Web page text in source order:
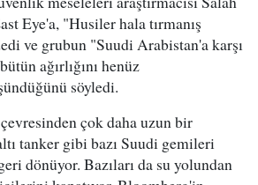
Eye'a, "Husiler hala tırmanış
ve grubun "Suudi Arabistan'a karşı
ağırlığını henüz
söyledi.
çok daha uzun bir
tanker gibi bazı Suudi gemileri
dönüyor. Bazıları da su yolundan